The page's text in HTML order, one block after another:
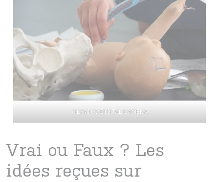
OLYMPUS DIGITAL CAMERA
Vrai ou Faux ? Les
idées reçues sur